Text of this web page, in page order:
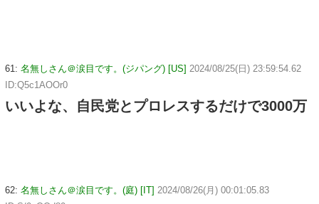
61: 名無しさん＠涙目です。(ジパング) [US] 2024/08/25(日) 23:59:54.62
ID:Q5c1AOOr0
いいよな、自民党とプロレスするだけで3000万
62: 名無しさん＠涙目です。(庭) [IT] 2024/08/26(月) 00:01:05.83